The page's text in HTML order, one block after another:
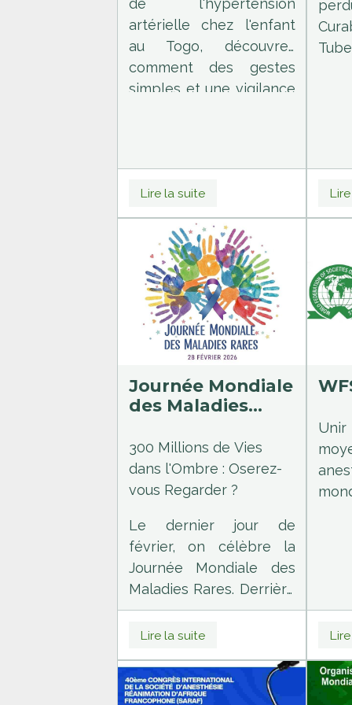
de l'hypertension
artérielle chez l'enfant
au Togo, découvrez
comment des gestes
simples et une vigilance
un avenir en bonne
santé.
Lire la suite
Journée Mondiale
des Maladies
300 Millions de Vies
dans l'Ombre : Oserez-
vous Regarder ?
Le dernier jour de
février, on célèbre la
Journée Mondiale des
Maladies Rares. Derrière
ce terme se cachent 7
000 pathologies et un
d'embûches pour 300
millions de personnes.
Lire la suite